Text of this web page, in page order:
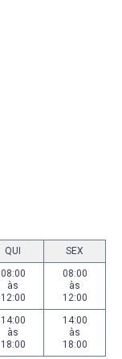
QUI
SEX
08:00
às
12:00
08:00
às
12:00
14:00
às
18:00
14:00
às
18:00